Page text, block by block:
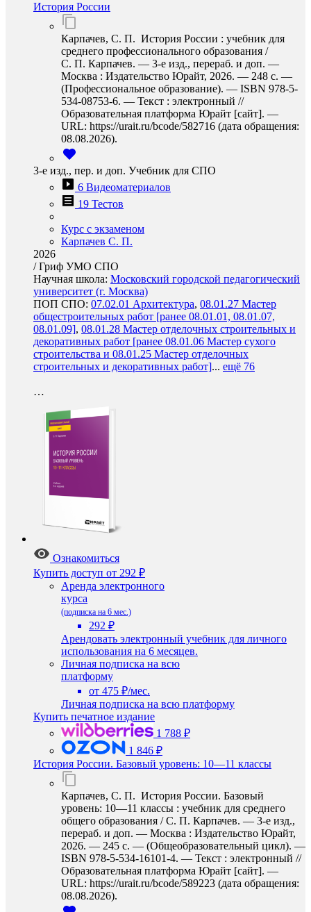
История России
Карпачев, С. П. История России : учебник для
среднего профессионального образования /
С. П. Карпачев. — 3-е изд., перераб. и доп. —
Москва : Издательство Юрайт, 2026. — 248 с. —
(Профессиональное образование). — ISBN 978-5-
534-08753-6. — Текст : электронный //
Образовательная платформа Юрайт [сайт]. —
URL: https://urait.ru/bcode/582716 (дата обращения:
08.08.2026).
3-е изд., пер. и доп. Учебник для СПО
6 Видеоматериалов
19 Тестов
Курс с экзаменом
Карпачев С. П.
2026
/Гриф УМО СПО
Научная школа: Московский городской педагогический
университет (г. Москва)
ПОП СПО: 07.02.01 Архитектура, 08.01.27 Мастер
общестроительных работ [ранее 08.01.01, 08.01.07,
08.01.09], 08.01.28 Мастер отделочных строительных и
декоративных работ [ранее 08.01.06 Мастер сухого
строительства и 08.01.25 Мастер отделочных
строительных и декоративных работ]... ещё 76
…
Ознакомиться
Купить доступ от 292 ₽
Аренда электронного
курса
(подписка на 6 мес.)
292 ₽
Арендовать электронный учебник для личного
использования на 6 месяцев.
Личная подписка на всю
платформу
от 475 ₽/мес.
Личная подписка на всю платформу
Купить печатное издание
1 788 ₽
1 846 ₽
История России. Базовый уровень: 10—11 классы
Карпачев, С. П. История России. Базовый
уровень: 10—11 классы : учебник для среднего
общего образования / С. П. Карпачев. — 3-е изд.,
перераб. и доп. — Москва : Издательство Юрайт,
2026. — 245 с. — (Общеобразовательный цикл). —
ISBN 978-5-534-16101-4. — Текст : электронный //
Образовательная платформа Юрайт [сайт]. —
URL: https://urait.ru/bcode/589223 (дата обращения:
08.08.2026).